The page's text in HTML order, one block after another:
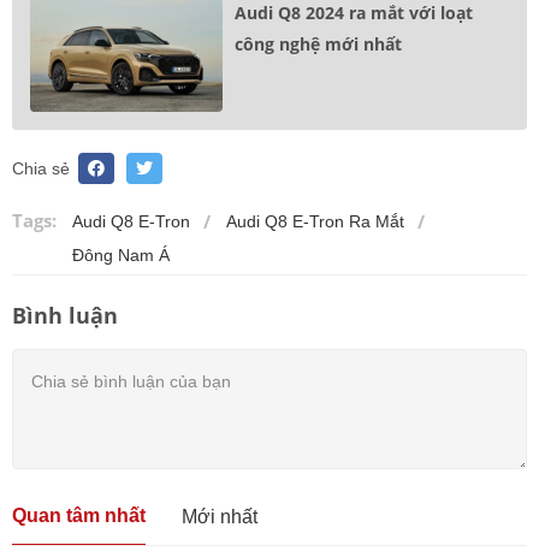
Audi Q8 2024 ra mắt với loạt
công nghệ mới nhất
Chia sẻ
Tags: Audi Q8 E-Tron
Audi Q8 E-Tron Ra Mắt
Đông Nam Á
Bình luận
Quan tâm nhất Mới nhất